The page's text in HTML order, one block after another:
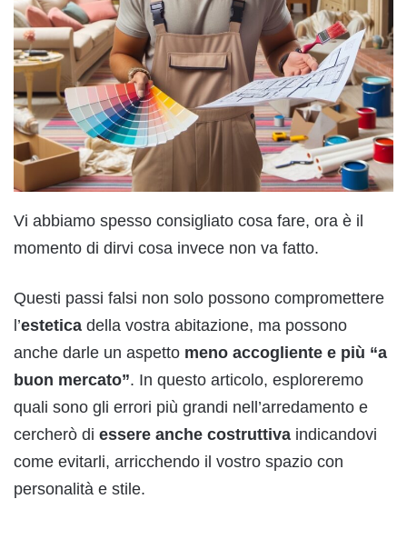
Vi abbiamo spesso consigliato cosa fare, ora è il
momento di dirvi cosa invece non va fatto.
Questi passi falsi non solo possono compromettere
l’estetica della vostra abitazione, ma possono
anche darle un aspetto meno accogliente e più “a
buon mercato”. In questo articolo, esploreremo
quali sono gli errori più grandi nell’arredamento e
cercherò di essere anche costruttiva indicandovi
come evitarli, arricchendo il vostro spazio con
personalità e stile.